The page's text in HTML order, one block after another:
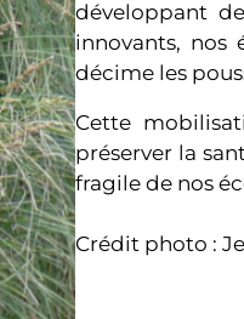
développant
innovants, nos
décime les
Cette
préserver la
fragile de nos
Crédit photo :